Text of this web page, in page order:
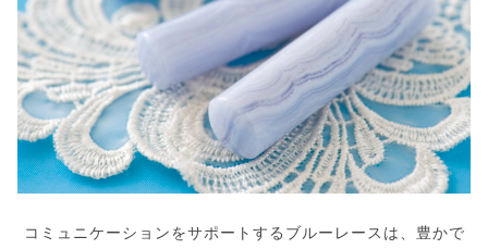
コミュニケーションをサポートするブルーレースは、豊かで